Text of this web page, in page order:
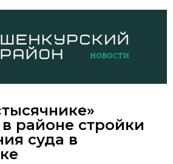
районе стройки
суда в